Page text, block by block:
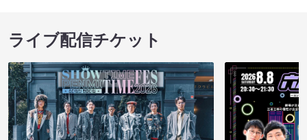
ライブ配信チケット